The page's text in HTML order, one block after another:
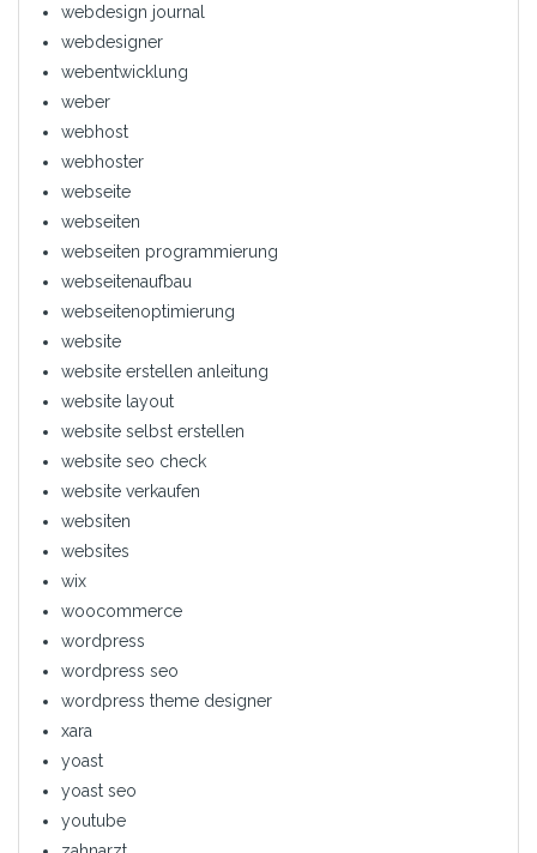
webdesign journal
webdesigner
webentwicklung
weber
webhost
webhoster
webseite
webseiten
webseiten programmierung
webseitenaufbau
webseitenoptimierung
website
website erstellen anleitung
website layout
website selbst erstellen
website seo check
website verkaufen
websiten
websites
wix
woocommerce
wordpress
wordpress seo
wordpress theme designer
xara
yoast
yoast seo
youtube